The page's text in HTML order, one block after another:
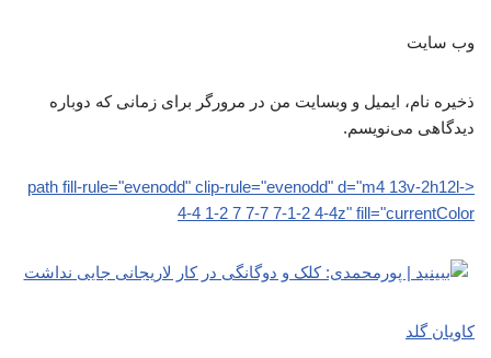
وب‌ سایت
ذخیره نام، ایمیل و وبسایت من در مرورگر برای زمانی که دوباره
دیدگاهی می‌نویسم.
<path fill-rule="evenodd" clip-rule="evenodd" d="m4 13v-2h12l-
4-4 1-2 7 7-7 7-1-2 4-4z" fill="currentColor
کاویان گلد